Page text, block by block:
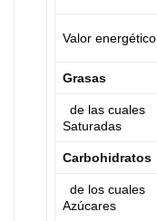
Valor energético
Grasas
de las cuales
Saturadas
Carbohidratos
de los cuales
Azúcares